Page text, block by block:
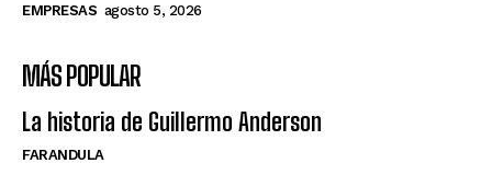
EMPRESAS agosto 5, 2026
MÁS POPULAR
La historia de Guillermo Anderson
FARANDULA